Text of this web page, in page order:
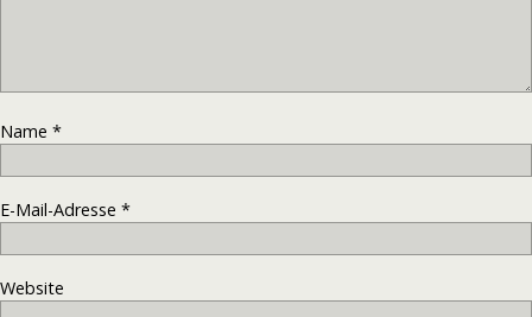
Name *
E-Mail-Adresse *
Website